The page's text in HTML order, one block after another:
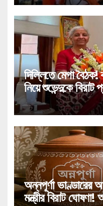
দিল্লিতে মেগা বৈঠক!
নিয়ে শুভেন্দুকে বিরাট
সীতারামণের!
অন্নপূর্ণা ভাণ্ডারের
মন্ত্রীর বিরাট